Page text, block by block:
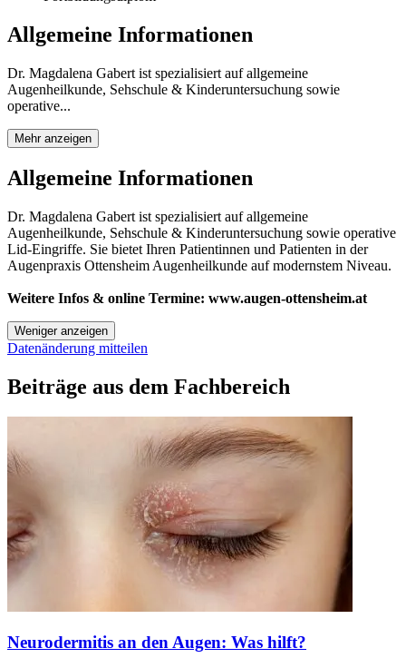
Allgemeine Informationen
Dr. Magdalena Gabert ist spezialisiert auf allgemeine
Augenheilkunde, Sehschule & Kinderuntersuchung sowie
operative...
Mehr anzeigen
Allgemeine Informationen
Dr. Magdalena Gabert ist spezialisiert auf allgemeine
Augenheilkunde, Sehschule & Kinderuntersuchung sowie operative
Lid-Eingriffe. Sie bietet Ihren Patientinnen und Patienten in der
Augenpraxis Ottensheim Augenheilkunde auf modernstem Niveau.
Weitere Infos & online Termine: www.augen-ottensheim.at
Weniger anzeigen
Datenänderung mitteilen
Beiträge aus dem Fachbereich
Neurodermitis an den Augen: Was hilft?